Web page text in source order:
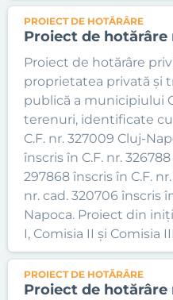
PROIECT DE HOTĂRÂRE
Proiect de hotărâre
Proiect de hotărâre
proprietatea privată și
publică a municipiului
terenuri, identificate cu
C.F. nr. 327009 Cluj-
înscris în C.F. nr.
297868 înscris în C.F.
nr. cad. 320706 înscris
Napoca. Proiect din
I, Comisia II și Comisia
PROIECT DE HOTĂRÂRE
Proiect de hotărâre